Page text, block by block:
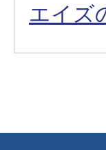
エイズ